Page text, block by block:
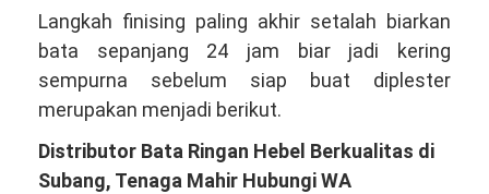
Langkah finising paling akhir setalah biarkan
bata sepanjang 24 jam biar jadi kering
sempurna sebelum siap buat diplester
merupakan menjadi berikut.
Distributor Bata Ringan Hebel Berkualitas di
Subang, Tenaga Mahir Hubungi WA